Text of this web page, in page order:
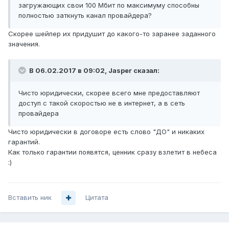
загружающих свои 100 Мбит по максимуму способны
полностью заткнуть канал провайдера?
Скорее шейпер их придушит до какого-то заранее заданного
значения.
В 06.02.2017 в 09:02, Jasper сказал:
Чисто юридически, скорее всего мне предоставляют
доступ с такой скоростью не в интернет, а в сеть
провайдера
Чисто юридически в договоре есть слово "ДО" и никаких
гарантий.
Как только гарантии появятся, ценник сразу взлетит в небеса
:)
Вставить ник Цитата